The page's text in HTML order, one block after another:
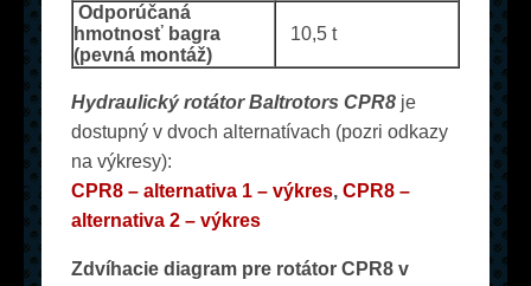
Odporúčaná
hmotnosť bagra
(pevná montáž)
10,5 t
Hydraulický rotátor Baltrotors CPR8 je
dostupný v dvoch alternatívach (pozri odkazy
na výkresy):
CPR8 – alternativa 1 – výkres, CPR8 –
alternativa 2 – výkres
Zdvíhacie diagram pre rotátor CPR8 v